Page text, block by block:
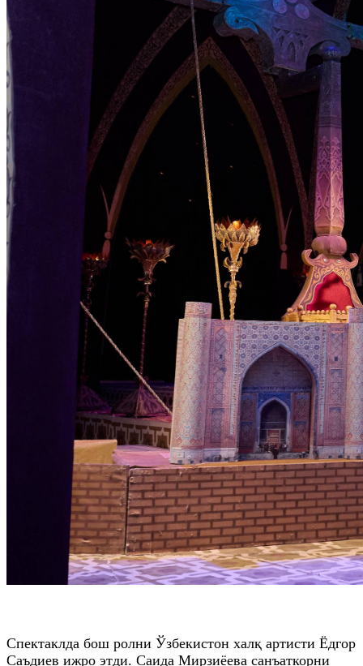
Спектаклда бош ролни Ўзбекистон халқ артисти Ёдгор
Саъдиев ижро этди. Саида Мирзиёева санъаткорни